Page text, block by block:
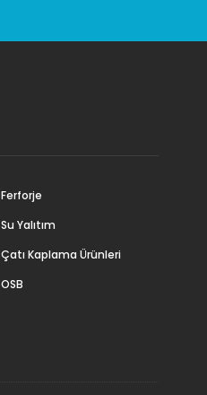
Ferforje
Su Yalıtım
Çatı Kaplama Ürünleri
OSB